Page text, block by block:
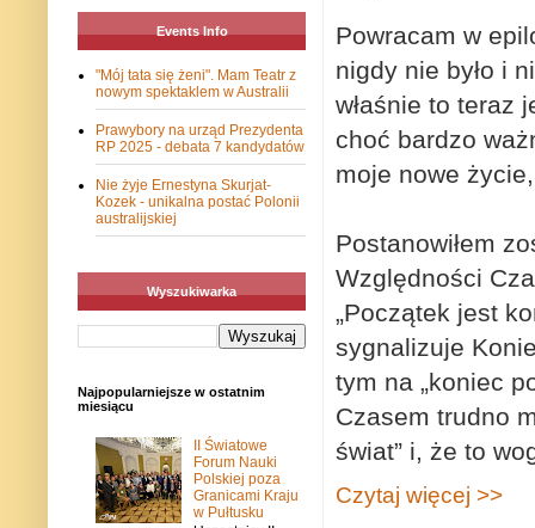
Powracam w
nigdy nie było i
właśnie to teraz
choć bardzo
moje nowe
Postanowiłem
Względności
„Początek jest
sygnalizuje
tym na „koniec
Czasem trudno
świat” i, że to
Czytaj więcej >>
Events Info
"Mój tata się żeni". Mam Teatr z
nowym spektaklem w Australii
Prawybory na urząd Prezydenta
RP 2025 - debata 7 kandydatów
Nie żyje Ernestyna Skurjat-
Kozek - unikalna postać Polonii
australijskiej
Wyszukiwarka
Najpopularniejsze w ostatnim
miesiącu
II Światowe
Forum Nauki
Polskiej poza
Granicami Kraju
w Pułtusku